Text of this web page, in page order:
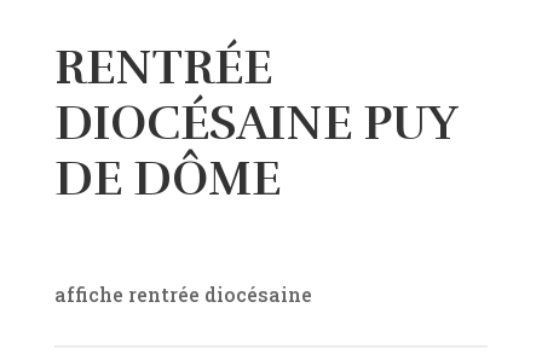
RENTRÉE
DIOCÉSAINE PUY
DE DÔME
affiche rentrée diocésaine